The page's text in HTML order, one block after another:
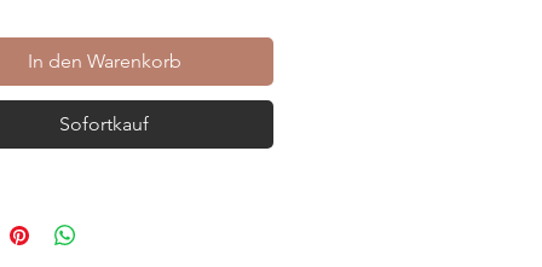
Eltern gezielt dabei
die
und somit die
Entwicklung positiv zu
zur
In den Warenkorb
Sofortkauf